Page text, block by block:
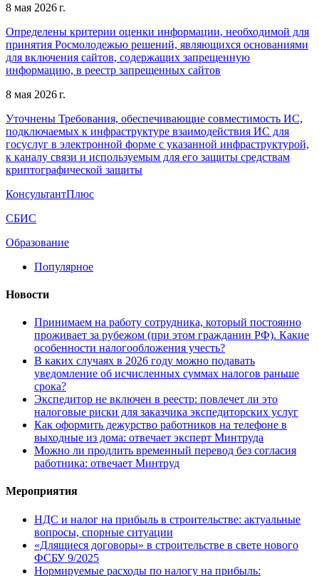
8 мая 2026 г.
Определены критерии оценки информации, необходимой для
принятия Росмолодежью решений, являющихся основаниями
для включения сайтов, содержащих запрещенную
информацию, в реестр запрещенных сайтов
8 мая 2026 г.
Уточнены Требования, обеспечивающие совместимость ИС,
подключаемых к инфраструктуре взаимодействия ИС для
госуслуг в электронной форме с указанной инфраструктурой,
к каналу связи и используемым для его защиты средствам
криптографической защиты
КонсультантПлюс
СБИС
Образование
Популярное
Новости
Принимаем на работу сотрудника, который постоянно
проживает за рубежом (при этом гражданин РФ). Какие
особенности налогообложения учесть?
В каких случаях в 2026 году можно подавать
уведомление об исчисленных суммах налогов раньше
срока?
Экспедитор не включен в реестр: повлечет ли это
налоговые риски для заказчика экспедиторских услуг
Как оформить дежурство работников на телефоне в
выходные из дома: отвечает эксперт Минтруда
Можно ли продлить временный перевод без согласия
работника: отвечает Минтруд
Мероприятия
НДС и налог на прибыль в строительстве: актуальные
вопросы, спорные ситуации
«Длящиеся договоры» в строительстве в свете нового
ФСБУ 9/2025
Нормируемые расходы по налогу на прибыль: